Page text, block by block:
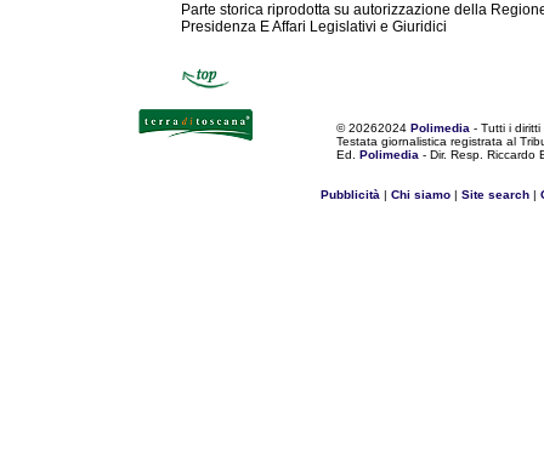
Parte storica riprodotta su autorizzazione della
Presidenza E Affari Legislativi e Giuridici
©20262024 Polimedia - Tutti i diritti
Testata giornalistica registrata al
Ed. Polimedia - Dir. Resp. Riccardo
Pubblicità | Chi siamo | Site search |